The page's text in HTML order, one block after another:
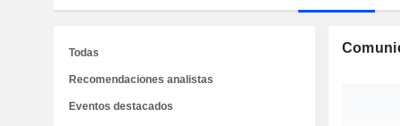
Todas
Recomendaciones analistas
Eventos destacados